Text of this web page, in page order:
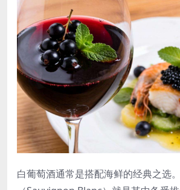
白葡萄酒通常是搭配海鲜的经典之选